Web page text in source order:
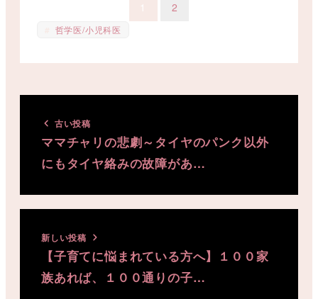
1 2
哲学医/小児科医
古い投稿
ママチャリの悲劇～タイヤのパンク以外
にもタイヤ絡みの故障があ…
新しい投稿
【子育てに悩まれている方へ】１００家
族あれば、１００通りの子…